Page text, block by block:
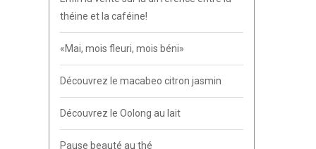
théine et la caféine!
«Mai, mois fleuri, mois béni»
Découvrez le macabeo citron jasmin
Découvrez le Oolong au lait
Pause beauté au thé